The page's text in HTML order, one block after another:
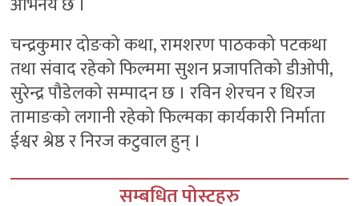
चन्द्रकुमार दोङको कथा, रामशरण पाठकको पटकथा
तथा संवाद रहेको फिल्ममा सुशन प्रजापतिको डीओपी,
सुरेन्द्र पौडेलको सम्पादन छ । रविन शेरचन र धिरज
तामाङको लगानी रहेको फिल्मका कार्यकारी निर्माता
ईश्वर श्रेष्ठ र निरज कटुवाल हुन् ।
सम्बधित पोस्टहरु